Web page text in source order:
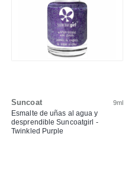
Suncoat 9ml
Esmalte de uñas al agua y
desprendible Suncoatgirl -
Twinkled Purple